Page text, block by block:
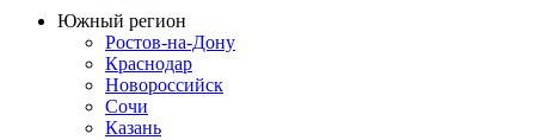
Южный регион
Ростов-на-Дону
Краснодар
Новороссийск
Сочи
Казань